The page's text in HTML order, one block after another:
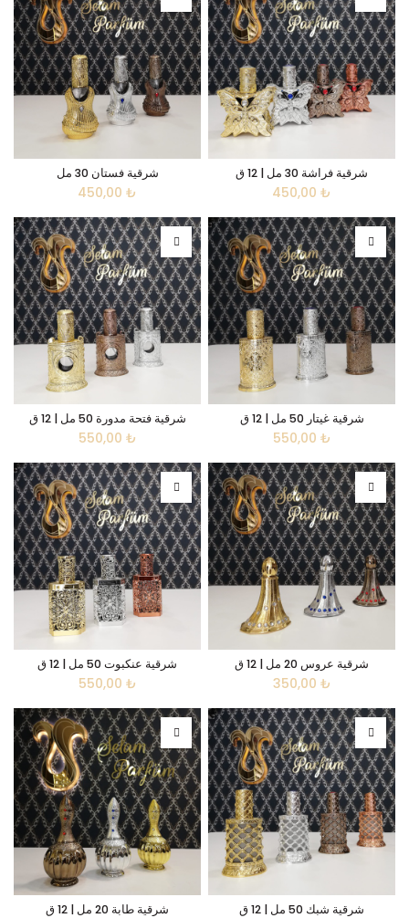
شرقية فستان 30 مل
450,00 ₺
شرقية فراشة 30 مل | 12 ق
450,00 ₺
شرقية فتحة مدورة 50 مل | 12 ق
550,00 ₺
شرقية غيتار 50 مل | 12 ق
550,00 ₺
شرقية عنكبوت 50 مل | 12 ق
550,00 ₺
شرقية عروس 20 مل | 12 ق
350,00 ₺
شرقية طابة 20 مل | 12 ق شرقية شبك 50 مل | 12 ق